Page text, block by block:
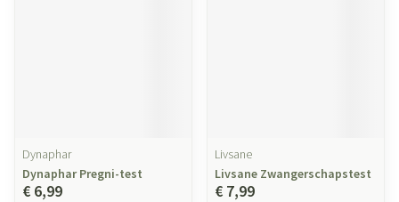
Dynaphar
Dynaphar Pregni-test
€ 6,99
Livsane
Livsane Zwangerschapstest
€ 7,99